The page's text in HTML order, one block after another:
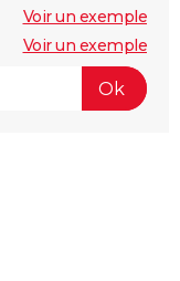
Voir un exemple
Voir un exemple